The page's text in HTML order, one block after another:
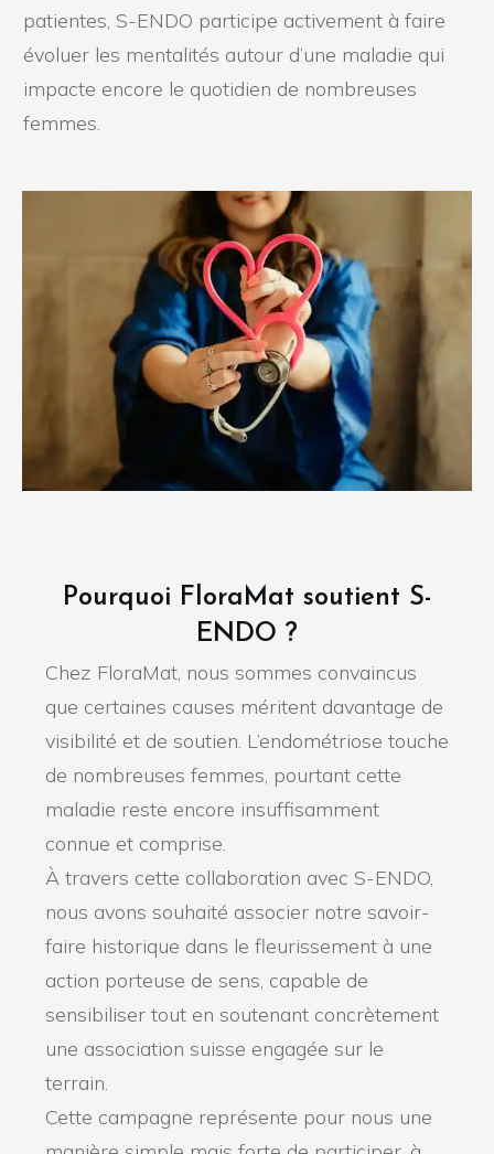
patientes, S-ENDO participe activement à faire
évoluer les mentalités autour d’une maladie qui
impacte encore le quotidien de nombreuses
femmes.
Pourquoi FloraMat soutient S-
ENDO ?
Chez FloraMat, nous sommes convaincus
que certaines causes méritent davantage de
visibilité et de soutien. L’endométriose touche
de nombreuses femmes, pourtant cette
maladie reste encore insuffisamment
connue et comprise.
À travers cette collaboration avec S-ENDO,
nous avons souhaité associer notre savoir-
faire historique dans le fleurissement à une
action porteuse de sens, capable de
sensibiliser tout en soutenant concrètement
une association suisse engagée sur le
terrain.
Cette campagne représente pour nous une